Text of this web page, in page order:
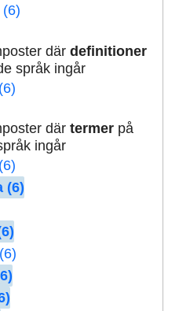
där definitioner
språk ingår
där termerpå
ingår
(6)